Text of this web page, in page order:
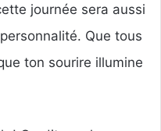
journée sera aussi
Que tous
ton sourire illumine